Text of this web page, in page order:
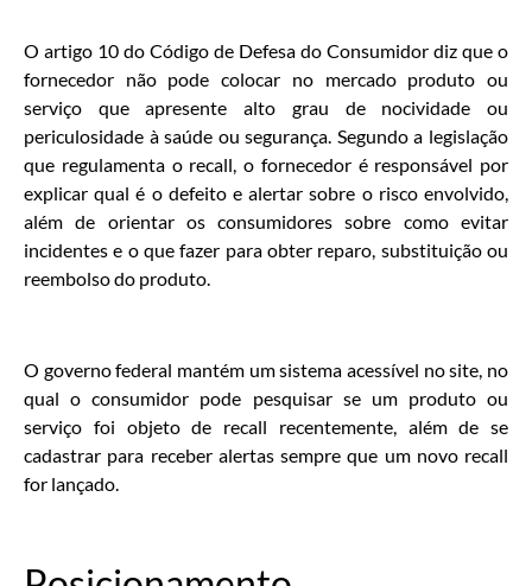
O artigo 10 do Código de Defesa do Consumidor diz que o
fornecedor não pode colocar no mercado produto ou
serviço que apresente alto grau de nocividade ou
periculosidade à saúde ou segurança. Segundo a legislação
que regulamenta o recall, o fornecedor é responsável por
explicar qual é o defeito e alertar sobre o risco envolvido,
além de orientar os consumidores sobre como evitar
incidentes e o que fazer para obter reparo, substituição ou
reembolso do produto.
O governo federal mantém um sistema acessível no site, no
qual o consumidor pode pesquisar se um produto ou
serviço foi objeto de recall recentemente, além de se
cadastrar para receber alertas sempre que um novo recall
for lançado.